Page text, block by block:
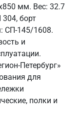
мм. Вес: 32.7
304, борт
СП-145/1608.
и
Петербург»
для
полки и